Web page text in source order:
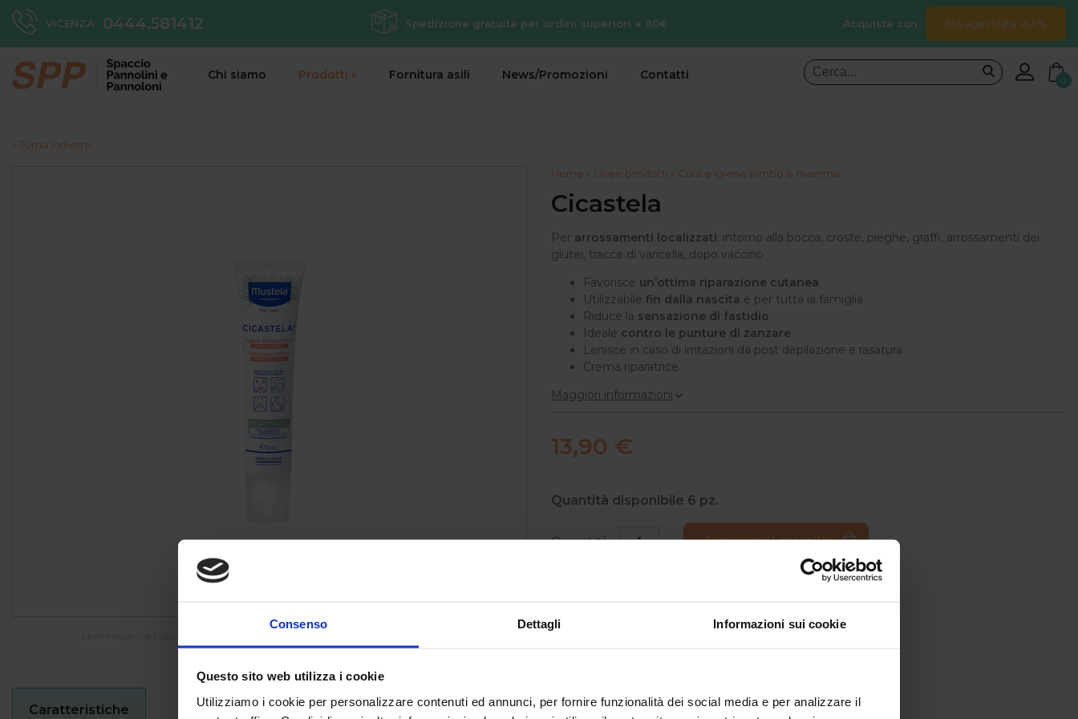
Consenso Dettagli Informazioni sui cookie
Questo sito web utilizza i cookie
Utilizziamo i cookie per personalizzare contenuti ed annunci, per fornire funzionalità dei social media e per analizzare il
VICENZA 0444.581412 Spedizione gratuita per ordini superiori a 80€ Acquista con IVA agevolata al 4%
Chi siamo Prodotti » Fornitura asili News/Promozioni Contatti 0
« Torna indietro
Home » Linee prodotti » Cura e igiene bimbo e mamma
Cicastela
Per arrossamenti localizzati: intorno alla bocca, croste, pieghe, graffi, arrossamenti dei
glutei, tracce di varicella, dopo vaccino
Favorisce un’ottima riparazione cutanea
Utilizzabile fin dalla nascita e per tutta la famiglia
Riduce la sensazione di fastidio
Ideale contro le punture di zanzare
Lenisce in caso di irritazioni da post depilazione e rasatura
Crema riparatrice
Maggiori informazioni
13,90 €
Quantità disponibile 6 pz.
Quantità: Aggiungi al carrello
Caratteristiche